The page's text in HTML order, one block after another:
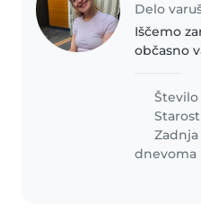
Delo
Iščemo
občasno
otroka, ki
Varstvo
Število
dnevoma